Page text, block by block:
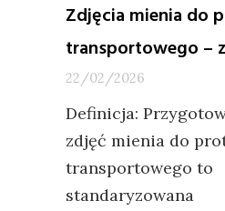
Zdjęcia mienia do
transportowego –
22/02/2026
Definicja:
zdjęć mienia do
transportowego to
standaryzowana